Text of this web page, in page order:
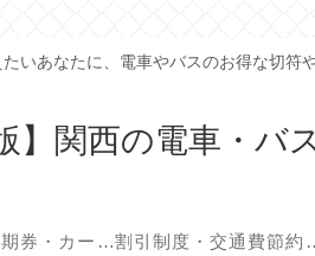
いあなたに、電車やバスのお得な切
】関西の電車・バ
回数券・定期券・カード 割引制